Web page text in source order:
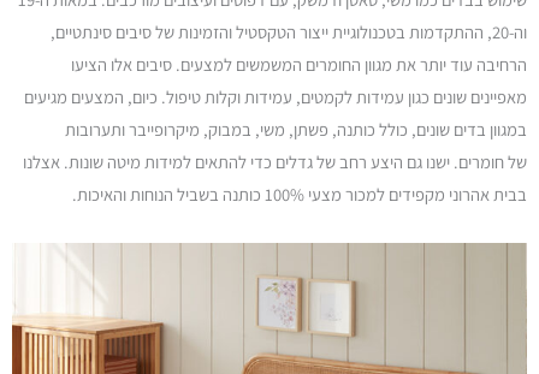
וה-20, ההתקדמות בטכנולוגיית ייצור הטקסטיל והזמינות של סיבים סינתטיים,
הרחיבה עוד יותר את מגוון החומרים המשמשים למצעים. סיבים אלו הציעו
מאפיינים שונים כגון עמידות לקמטים, עמידות וקלות טיפול. כיום, המצעים מגיעים
במגוון בדים שונים, כולל כותנה, פשתן, משי, במבוק, מיקרופייבר ותערובות
של חומרים. ישנו גם היצע רחב של גדלים כדי להתאים למידות מיטה שונות. אצלנו
בבית אהרוני מקפידים למכור מצעי 100% כותנה בשביל הנוחות והאיכות.